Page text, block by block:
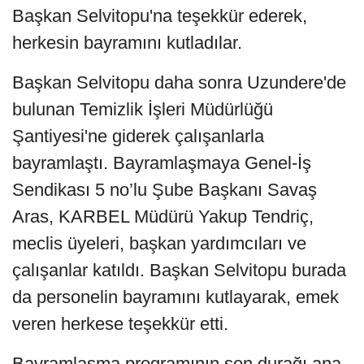
Başkan Selvitopu'na teşekkür ederek,
herkesin bayramını kutladılar.
Başkan Selvitopu daha sonra Uzundere'de
bulunan Temizlik İşleri Müdürlüğü
Şantiyesi'ne giderek çalışanlarla
bayramlaştı. Bayramlaşmaya Genel-İş
Sendikası 5 no’lu Şube Başkanı Savaş
Aras, KARBEL Müdürü Yakup Tendriç,
meclis üyeleri, başkan yardımcıları ve
çalışanlar katıldı. Başkan Selvitopu burada
da personelin bayramını kutlayarak, emek
veren herkese teşekkür etti.